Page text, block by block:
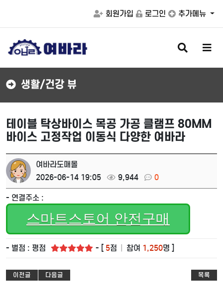
회원가입 로그인 추가메뉴
검
색
버
메
버
생활/건강 뷰
테이블 탁상바이스 목공 가공 클램프 80MM
바이스 고정작업 이동식 다양한 여바라
여바라도매몰
2026-06-14 19:05
9,944 0
- 연결주소 :
스마트스토어 안전구매
- 별점 : 평점 - [ 5점 참여 1,250명 ]
이전글 다음글 목록